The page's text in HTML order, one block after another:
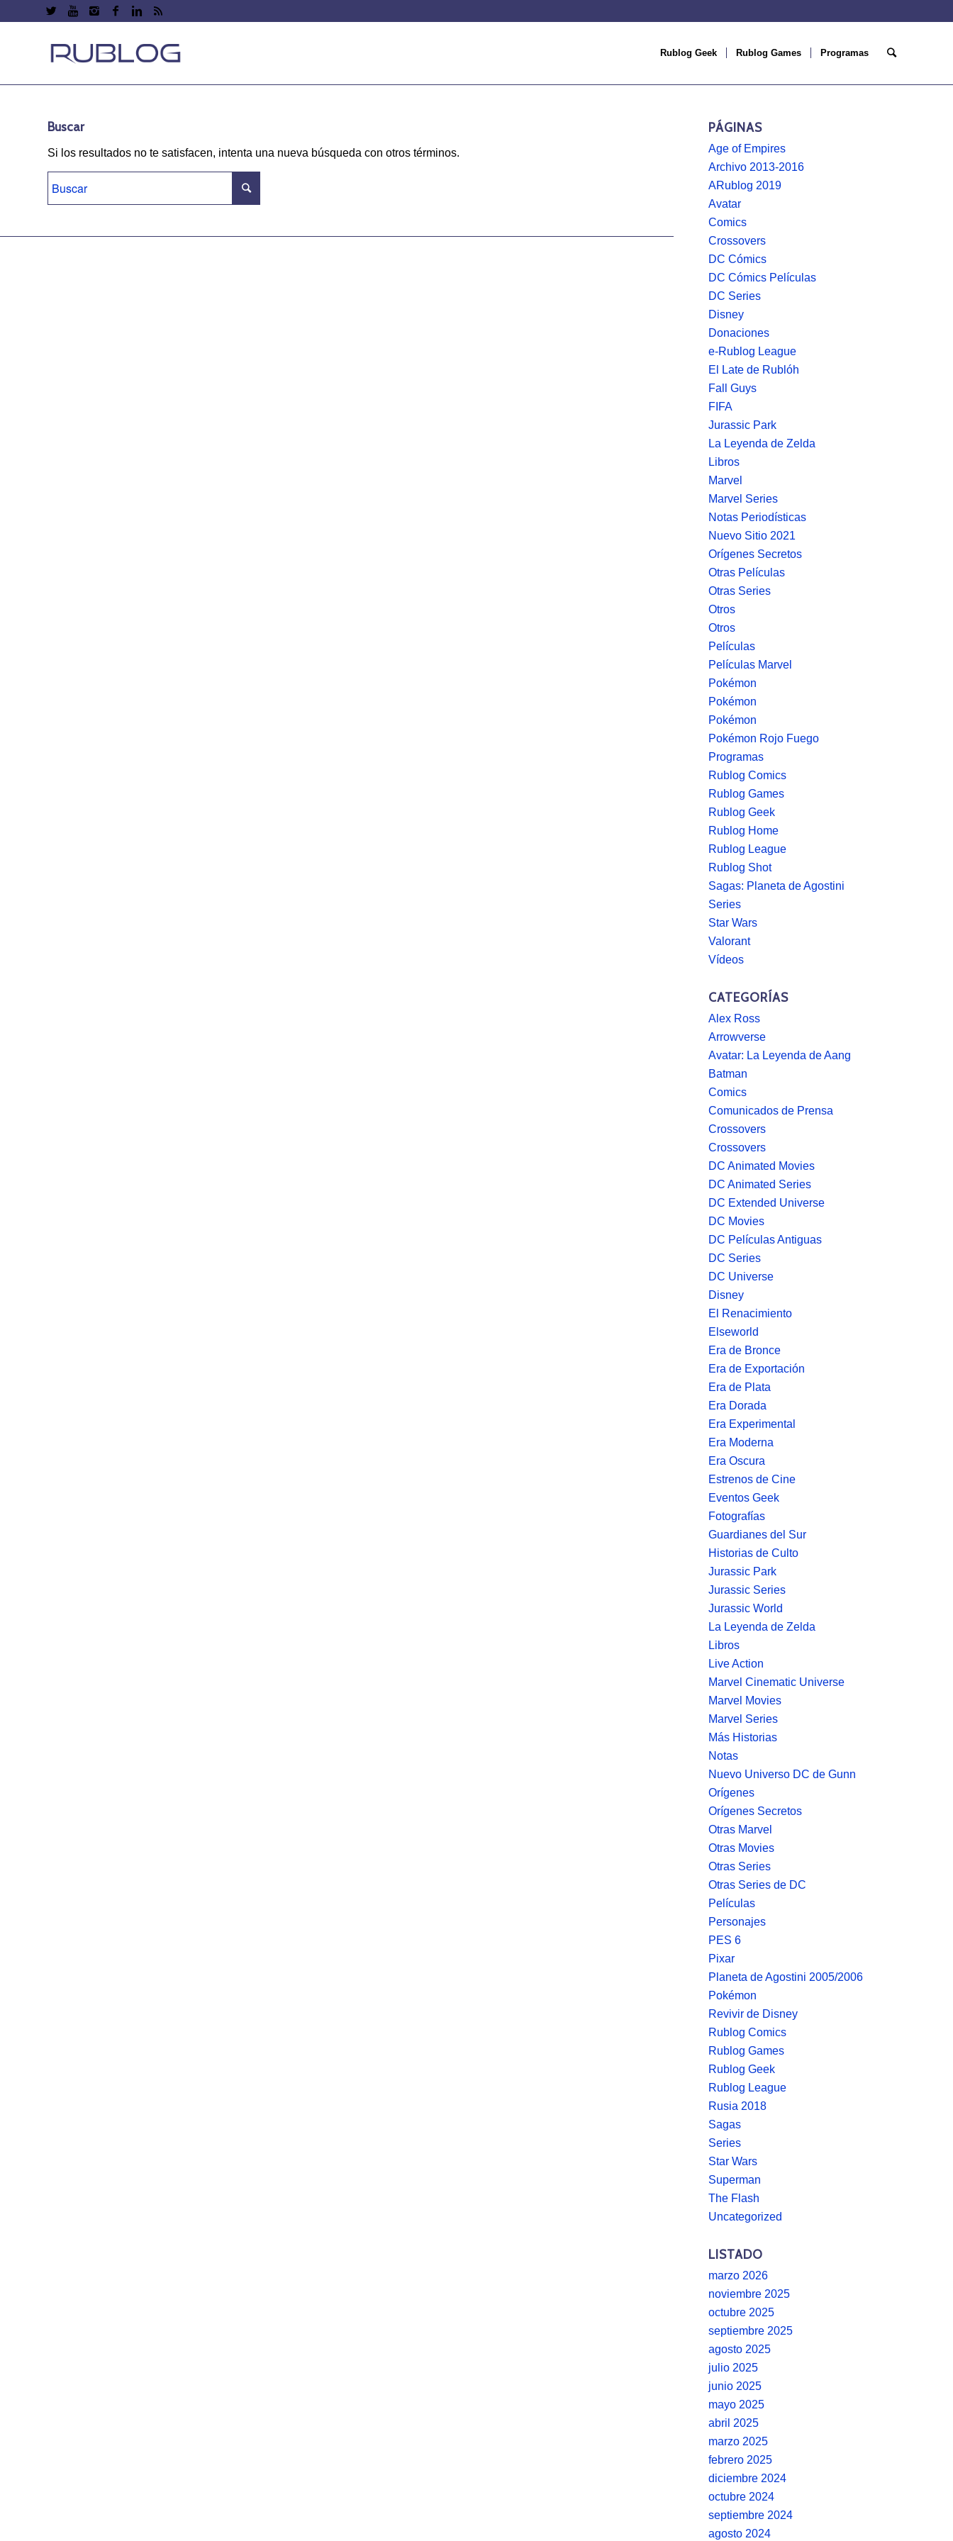
Rublog Geek Rublog Games Programas
Buscar
Si los resultados no te satisfacen, intenta una nueva búsqueda con otros términos.
PÁGINAS
Age of Empires
Archivo 2013-2016
ARublog 2019
Avatar
Comics
Crossovers
DC Cómics
DC Cómics Películas
DC Series
Disney
Donaciones
e-Rublog League
El Late de Rublóh
Fall Guys
FIFA
Jurassic Park
La Leyenda de Zelda
Libros
Marvel
Marvel Series
Notas Periodísticas
Nuevo Sitio 2021
Orígenes Secretos
Otras Películas
Otras Series
Otros
Otros
Películas
Películas Marvel
Pokémon
Pokémon
Pokémon
Pokémon Rojo Fuego
Programas
Rublog Comics
Rublog Games
Rublog Geek
Rublog Home
Rublog League
Rublog Shot
Sagas: Planeta de Agostini
Series
Star Wars
Valorant
Vídeos
CATEGORÍAS
Alex Ross
Arrowverse
Avatar: La Leyenda de Aang
Batman
Comics
Comunicados de Prensa
Crossovers
Crossovers
DC Animated Movies
DC Animated Series
DC Extended Universe
DC Movies
DC Películas Antiguas
DC Series
DC Universe
Disney
El Renacimiento
Elseworld
Era de Bronce
Era de Exportación
Era de Plata
Era Dorada
Era Experimental
Era Moderna
Era Oscura
Estrenos de Cine
Eventos Geek
Fotografías
Guardianes del Sur
Historias de Culto
Jurassic Park
Jurassic Series
Jurassic World
La Leyenda de Zelda
Libros
Live Action
Marvel Cinematic Universe
Marvel Movies
Marvel Series
Más Historias
Notas
Nuevo Universo DC de Gunn
Orígenes
Orígenes Secretos
Otras Marvel
Otras Movies
Otras Series
Otras Series de DC
Películas
Personajes
PES 6
Pixar
Planeta de Agostini 2005/2006
Pokémon
Revivir de Disney
Rublog Comics
Rublog Games
Rublog Geek
Rublog League
Rusia 2018
Sagas
Series
Star Wars
Superman
The Flash
Uncategorized
LISTADO
marzo 2026
noviembre 2025
octubre 2025
septiembre 2025
agosto 2025
julio 2025
junio 2025
mayo 2025
abril 2025
marzo 2025
febrero 2025
diciembre 2024
octubre 2024
septiembre 2024
agosto 2024